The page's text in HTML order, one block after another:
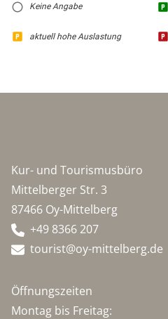
Keine Angabe
aktuell hohe Auslastung
Kur- und Tourismusbüro
Mittelberger Str. 3
87466 Oy-Mittelberg
+49 8366 207
tourist@oy-mittelberg.de
Öffnungszeiten
Montag bis Freitag: